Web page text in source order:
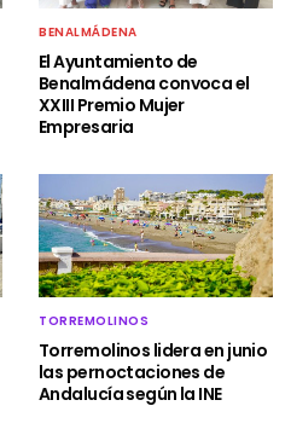
BENALMÁDENA
El Ayuntamiento de
Benalmádena convoca el
XXIII Premio Mujer
Empresaria
TORREMOLINOS
Torremolinos lidera en junio
las pernoctaciones de
Andalucía según la INE